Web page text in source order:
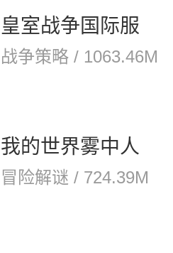
皇室战争国际服
战争策略 / 1063.46M
我的世界雾中人
冒险解谜 / 724.39M